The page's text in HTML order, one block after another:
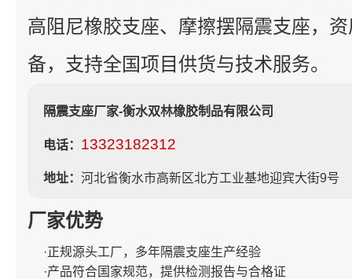
高阻尼橡胶支座、摩擦摆隔震支座，
备，支持全国项目供货与技术服务。
隔震支座厂家-衡水双林橡胶制品有限公司
电话： 13323182312
地址： 河北省衡水市高新区北方工业基地迎宾大街9号
厂家优势
·正规源头工厂，多年隔震支座生产经验
·产品符合国家规范，提供检测报告与合格证